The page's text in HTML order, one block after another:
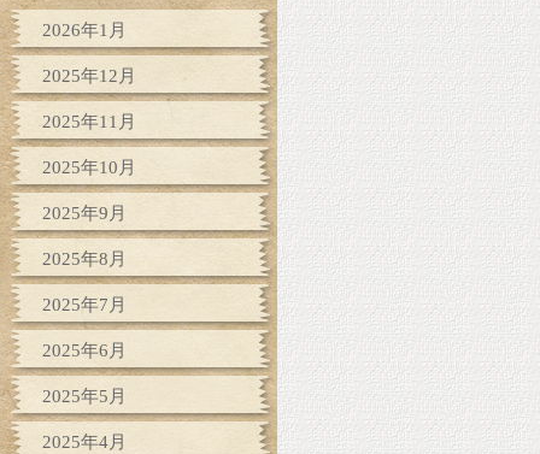
2026年1月
2025年12月
2025年11月
2025年10月
2025年9月
2025年8月
2025年7月
2025年6月
2025年5月
2025年4月